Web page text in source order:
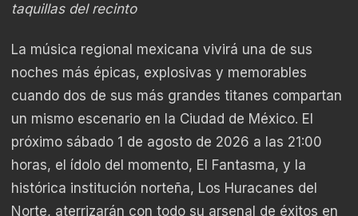
taquillas del recinto
La música regional mexicana vivirá una de sus
noches más épicas, explosivas y memorables
cuando dos de sus más grandes titanes compartan
un mismo escenario en la Ciudad de México. El
próximo sábado 1 de agosto de 2026 a las 21:00
horas, el ídolo del momento, El Fantasma, y la
histórica institución norteña, Los Huracanes del
Norte, aterrizarán con todo su arsenal de éxitos en